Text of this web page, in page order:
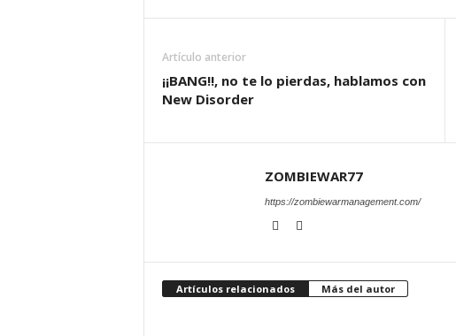
Artículo anterior
¡¡BANG!!, no te lo pierdas, hablamos con
New Disorder
ZOMBIEWAR77
https://zombiewarmanagement.com/
Artículos relacionados Más del autor